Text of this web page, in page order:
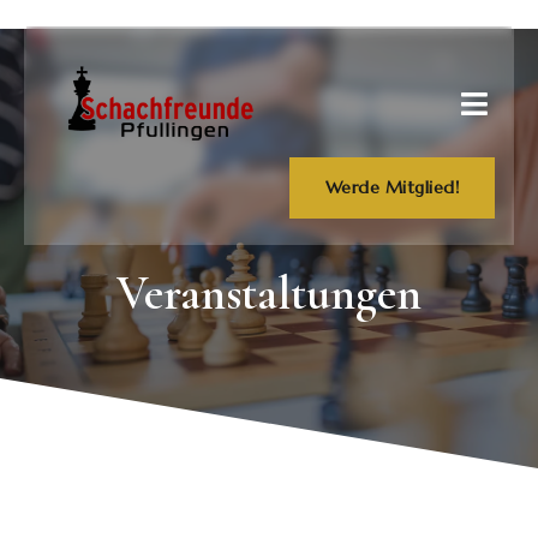
Werde Mitglied!
Veranstaltungen